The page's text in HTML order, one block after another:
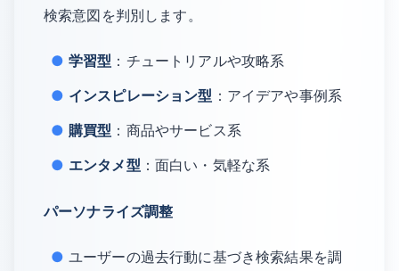
検索意図を判別します。
学習型 ：チュートリアルや攻略系
インスピレーション型 ：アイデアや事例系
購買型 ：商品やサービス系
エンタメ型 ：面白い・気軽な系
パーソナライズ調整
ユーザーの過去行動に基づき検索結果を調